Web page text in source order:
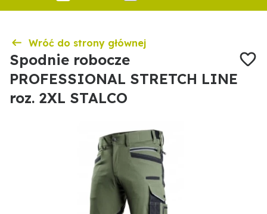
Wróć do strony głównej
Spodnie robocze
PROFESSIONAL STRETCH LINE
roz. 2XL STALCO